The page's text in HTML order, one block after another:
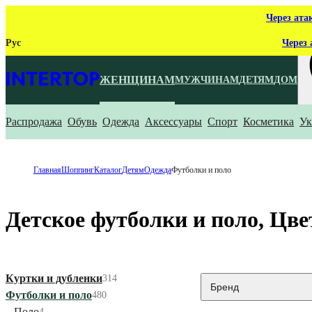
Через
Рус Через
ЖЕНЩИНАММУЖЧИНАМДЕТЯМДОМ
Распродажа Обувь Одежда Аксессуары Спорт Косметика
ГлавнаяШоппингКаталогДетямОдеждаФутболки и поло
Детское футболки и поло,
Куртки и дубленки314
Футболки и поло480
Бренд